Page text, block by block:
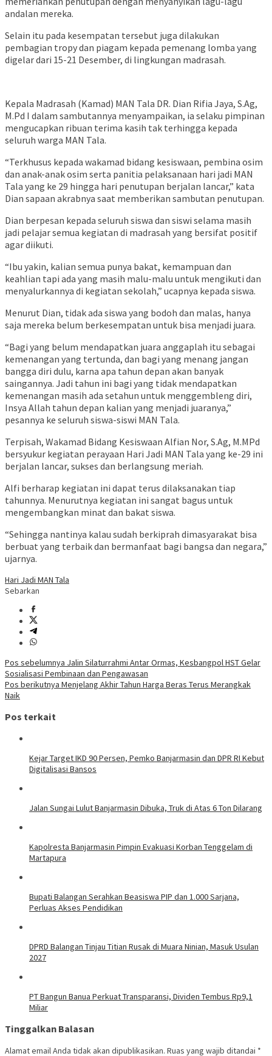
andalan mereka.
Selain itu pada kesempatan tersebut juga dilakukan
pembagian tropy dan piagam kepada pemenang lomba yang
digelar dari 15-21 Desember, di lingkungan madrasah.
Kepala Madrasah (Kamad) MAN Tala DR. Dian Rifia Jaya, S.Ag,
M.Pd I dalam sambutannya menyampaikan, ia selaku pimpinan
mengucapkan ribuan terima kasih tak terhingga kepada
seluruh warga MAN Tala.
“Terkhusus kepada wakamad bidang kesiswaan, pembina osim
dan anak-anak osim serta panitia pelaksanaan hari jadi MAN
Tala yang ke 29 hingga hari penutupan berjalan lancar,” kata
Dian sapaan akrabnya saat memberikan sambutan penutupan.
Dian berpesan kepada seluruh siswa dan siswi selama masih
jadi pelajar semua kegiatan di madrasah yang bersifat positif
agar diikuti.
“Ibu yakin, kalian semua punya bakat, kemampuan dan
keahlian tapi ada yang masih malu-malu untuk mengikuti dan
menyalurkannya di kegiatan sekolah,” ucapnya kepada siswa.
Menurut Dian, tidak ada siswa yang bodoh dan malas, hanya
saja mereka belum berkesempatan untuk bisa menjadi juara.
“Bagi yang belum mendapatkan juara anggaplah itu sebagai
kemenangan yang tertunda, dan bagi yang menang jangan
bangga diri dulu, karna apa tahun depan akan banyak
saingannya. Jadi tahun ini bagi yang tidak mendapatkan
kemenangan masih ada setahun untuk menggembleng diri,
Insya Allah tahun depan kalian yang menjadi juaranya,”
pesannya ke seluruh siswa-siswi MAN Tala.
Terpisah, Wakamad Bidang Kesiswaan Alfian Nor, S.Ag, M.MPd
bersyukur kegiatan perayaan Hari Jadi MAN Tala yang ke-29 ini
berjalan lancar, sukses dan berlangsung meriah.
Alfi berharap kegiatan ini dapat terus dilaksanakan tiap
tahunnya. Menurutnya kegiatan ini sangat bagus untuk
mengembangkan minat dan bakat siswa.
“Sehingga nantinya kalau sudah berkiprah dimasyarakat bisa
berbuat yang terbaik dan bermanfaat bagi bangsa dan negara,”
ujarnya.
Hari Jadi MAN Tala
Sebarkan
Navigasi
pos
Pos sebelumnya Jalin Silaturrahmi Antar Ormas, Kesbangpol HST Gelar
Sosialisasi Pembinaan dan Pengawasan
Pos berikutnya Menjelang Akhir Tahun Harga Beras Terus Merangkak
Naik
Pos terkait
Kejar Target IKD 90 Persen, Pemko Banjarmasin dan DPR RI Kebut
Digitalisasi Bansos
Jalan Sungai Lulut Banjarmasin Dibuka, Truk di Atas 6 Ton Dilarang
Kapolresta Banjarmasin Pimpin Evakuasi Korban Tenggelam di
Martapura
Bupati Balangan Serahkan Beasiswa PIP dan 1.000 Sarjana,
Perluas Akses Pendidikan
DPRD Balangan Tinjau Titian Rusak di Muara Ninian, Masuk Usulan
2027
PT Bangun Banua Perkuat Transparansi, Dividen Tembus Rp9,1
Miliar
Tinggalkan Balasan
Alamat email Anda tidak akan dipublikasikan. Ruas yang wajib ditandai *